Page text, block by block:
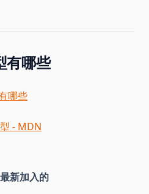
有哪些
哪些
- MDN
新加入的